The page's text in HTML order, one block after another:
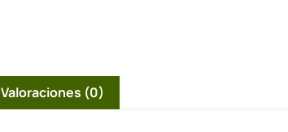
Valoraciones (0)